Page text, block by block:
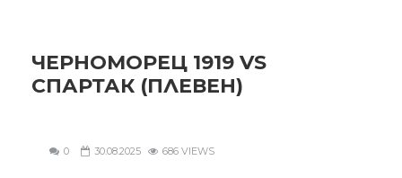
ЧЕРНОМОРЕЦ 1919 VS
СПАРТАК (ПЛЕВЕН)
0 30.08.2025 686 VIEWS